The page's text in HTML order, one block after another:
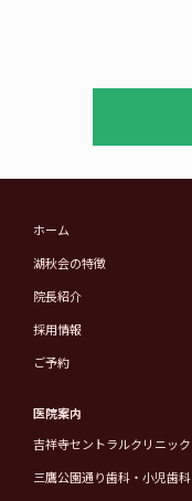
ホーム
湖秋会の特徴
院長紹介
採用情報
ご予約
医院案内
吉祥寺セントラルクリニック
三鷹公園通り歯科・小児歯科